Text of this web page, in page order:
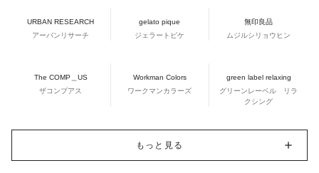
URBAN RESEARCH
アーバンリサーチ
gelato pique
ジェラートピケ
無印良品
ムジルシリョウヒン
The COMP＿US
ザコンプアス
Workman Colors
ワークマンカラーズ
green label relaxing
グリーンレーベル リラ
クシング
もっと見る